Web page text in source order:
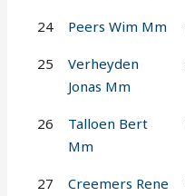
24 Peers Wim Mm
25
Verheyden
Jonas Mm
26
Talloen Bert
Mm
27
Creemers Rene